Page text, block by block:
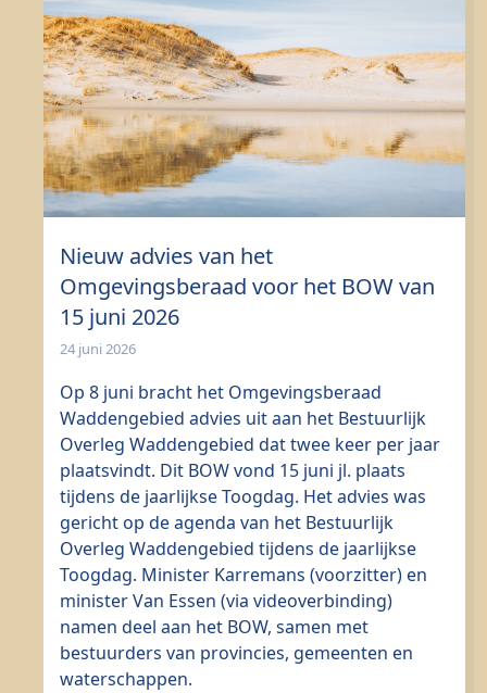
Nieuw advies van het
Omgevingsberaad voor het BOW van
15 juni 2026
24 juni 2026
Op 8 juni bracht het Omgevingsberaad
Waddengebied advies uit aan het Bestuurlijk
Overleg Waddengebied dat twee keer per jaar
plaatsvindt. Dit BOW vond 15 juni jl. plaats
tijdens de jaarlijkse Toogdag. Het advies was
gericht op de agenda van het Bestuurlijk
Overleg Waddengebied tijdens de jaarlijkse
Toogdag. Minister Karremans (voorzitter) en
minister Van Essen (via videoverbinding)
namen deel aan het BOW, samen met
bestuurders van provincies, gemeenten en
waterschappen.